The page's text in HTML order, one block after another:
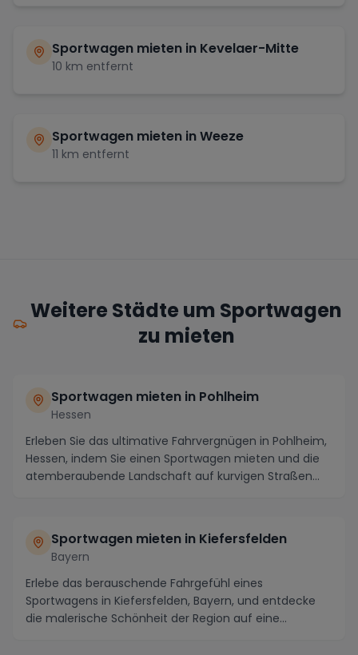
Sportwagen mieten in Kevelaer-Mitte
10 km entfernt
Sportwagen mieten inWeeze
11 km entfernt
Weitere Städte um Sportwagen
zu mieten
Sportwagen mieten in Pohlheim
Hessen
Erleben Sie das ultimative Fahrvergnügen in Pohlheim,
Hessen, indem Sie einen Sportwagen mieten und die
atemberaubende Landschaft auf kurvigen Straßen...
Sportwagen mieten in Kiefersfelden
Bayern
Erlebe das berauschende Fahrgefühl eines
Sportwagens in Kiefersfelden, Bayern, und entdecke
die malerische Schönheit der Region auf eine